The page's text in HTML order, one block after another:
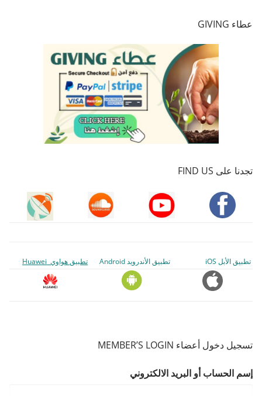
عطاء GIVING
تجدنا على FIND US
تطبيق الأبل iOS تطبيق الأندرويد Android تطبيق هواوي Huawei
تسجيل دخول أعضاء MEMBER’S LOGIN
إسم الحساب أو البريد الالكتروني